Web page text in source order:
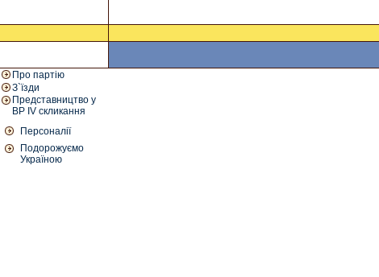
Про партію
З`їзди
Представництво у
ВР IV скликання
Персоналії
Подорожуємо
Україною